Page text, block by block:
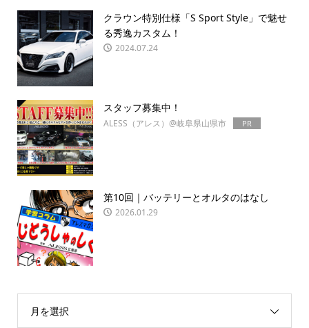
クラウン特別仕様「S Sport Style」で魅せ
る秀逸カスタム！
2024.07.24
スタッフ募集中！
ALESS（アレス）@岐阜県山県市 PR
第10回｜バッテリーとオルタのはなし
2026.01.29
月を選択